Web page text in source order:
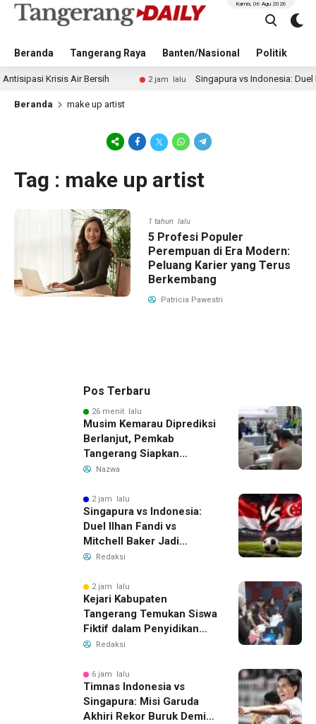
Beranda Tangerang Raya Banten/Nasional Politik
Kamis, 06 Agu 2026
Krisis Air Bersih 2 jam lalu Singapura vs Indonesia: Duel
Beranda make up artist
Tag : make up artist
1 tahun lalu
5 Profesi Populer
Perempuan di Era Modern:
Peluang Karier yang Terus
Berkembang
Patricia Pawestri
Pos Terbaru
26 menit lalu
Musim Kemarau Diprediksi
Berlanjut, Pemkab
Tangerang Siapkan
Langkah Antisipasi Krisis
Nazwa
2 jam lalu
Singapura vs Indonesia:
Duel Ilhan Fandi vs
Mitchell Baker Jadi
Sorotan di Piala AFF 2026
Redaksi
2 jam lalu
Kejari Kabupaten
Tangerang Temukan Siswa
Fiktif dalam Penyidikan
Dana BOP PKBM
Redaksi
6 jam lalu
Timnas Indonesia vs
Singapura: Misi Garuda
Akhiri Rekor Buruk Demi